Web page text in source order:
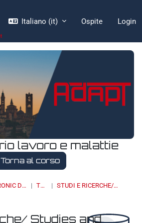
Italiano ‎(it)‎ Ospite Login
lavoro e malattie
Torna al corso
CHRONIC DISEASES & WORK TOPIC 13 STUDI E RICERCHE/ STUDIES AND RESEARCH
Studies and